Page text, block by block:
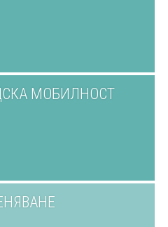
МОБИЛНОСТ